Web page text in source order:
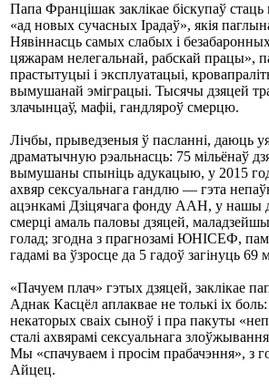
Папа Францішак заклікае біскупаў стаць
«ад новых сучасных Ірадаў», якія
Нявіннасць самых слабых і
цяжарам нелегальнай, рабскай працы»,
прастытуцыі і эксплуатацыі,
вымушанай эміграцыі. Тысячы дзяцей
злачынцаў, мафіі, гандляроў смерцю.
Лічбы, прыведзеныя ў пасланні, даюць
драматычную рэальнасць: 75 мільёнаў
вымушаны спыніць адукацыю, у 2015
ахвяр сексуальнага гандлю — гэта
ацэнкамі Дзіцячага фонду ААН, у нашы
смерці амаль паловы дзяцей,
голад; згодна з прагнозамі ЮНІСЕФ,
гадамі ва ўзросце да 5 гадоў загінуць 69
«Пачуем плач» гэтых дзяцей, заклікае
Аднак Касцёл аплаквае не толькі іх
некаторых сваіх сыноў і пра пакуты
сталі ахвярамі сексуальнага
Мы «спачуваем і просім прабачэння», з
Айцец.